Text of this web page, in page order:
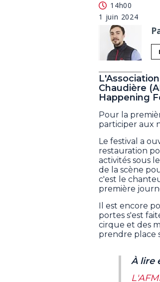
14h00
1 juin 2024
Chaudière
Happening
Pour la
participer aux
Le festival a
restauration
activités sous
de la scène
c'est le
première
Il est encore
portes s'est
cirque et des
prendre place
À lire